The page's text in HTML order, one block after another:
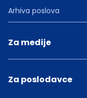
Arhiva poslova
Za medije
Za poslodavce